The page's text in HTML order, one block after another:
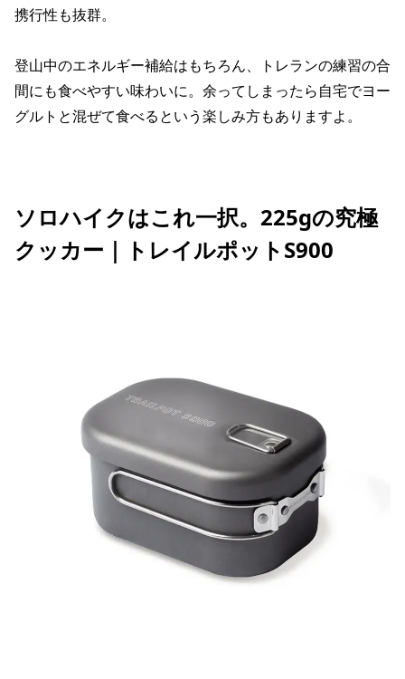
携行性も抜群。
登山中のエネルギー補給はもちろん、トレランの練習の合
間にも食べやすい味わいに。余ってしまったら自宅でヨー
グルトと混ぜて食べるという楽しみ方もありますよ。
ソロハイクはこれ一択。225gの究極
クッカー｜トレイルポットS900